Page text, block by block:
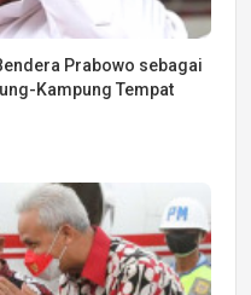
Prabowo sebagai
Kampung Tempat